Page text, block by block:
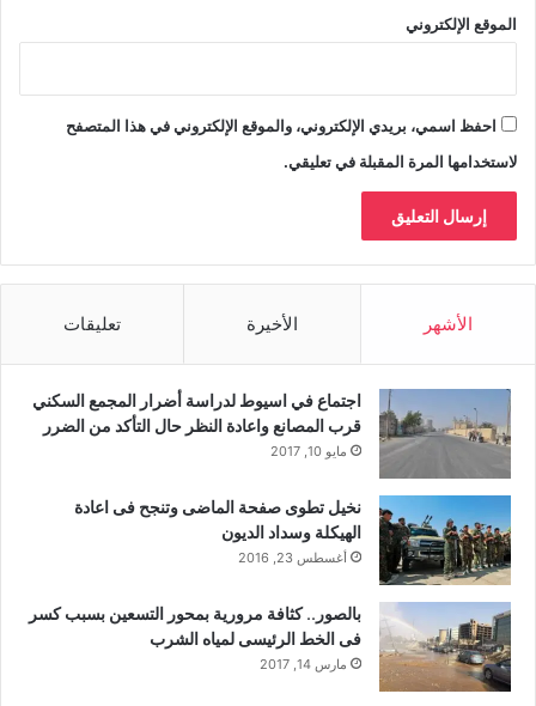
الموقع الإلكتروني
احفظ اسمي، بريدي الإلكتروني، والموقع الإلكتروني في هذا المتصفح
لاستخدامها المرة المقبلة في تعليقي.
الأشهر الأخيرة تعليقات
اجتماع في اسيوط لدراسة أضرار المجمع السكني
قرب المصانع واعادة النظر حال التأكد من الضرر
مايو 10, 2017
نخيل تطوى صفحة الماضى وتنجح فى اعادة
الهيكلة وسداد الديون
أغسطس 23, 2016
بالصور.. كثافة مرورية بمحور التسعين بسبب كسر
فى الخط الرئيسى لمياه الشرب
مارس 14, 2017